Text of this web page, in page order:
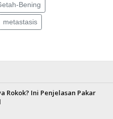
Bening
metastasis
Rokok? Ini Penjelasan Pakar